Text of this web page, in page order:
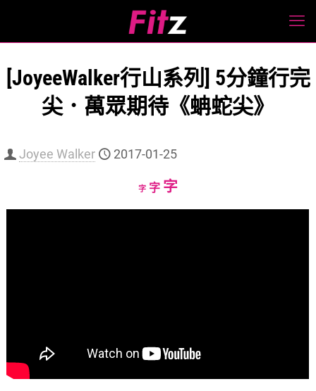
[JoyeeWalker行山系列] 5分鐘行完
尖．萬眾期待《蚺蛇尖》
Joyee Walker 2017-01-25
字Decrease
字Reset
字Increase